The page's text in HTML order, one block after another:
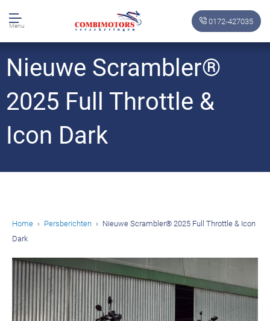
Menu 0172-427035
Nieuwe Scrambler®
2025 Full Throttle &
Icon Dark
Home Persberichten
Nieuwe Scrambler® 2025 Full Throttle & Icon
Dark